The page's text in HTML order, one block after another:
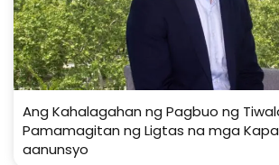
Ang Kahalagahan ng Pagbuo ng
Pamamagitan ng Ligtas na mga
aanunsyo